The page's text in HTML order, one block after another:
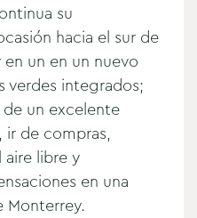
su
hacia el sur de
un en un nuevo
verdes integrados;
un excelente
de compras,
aire libre y
en una
Monterrey.